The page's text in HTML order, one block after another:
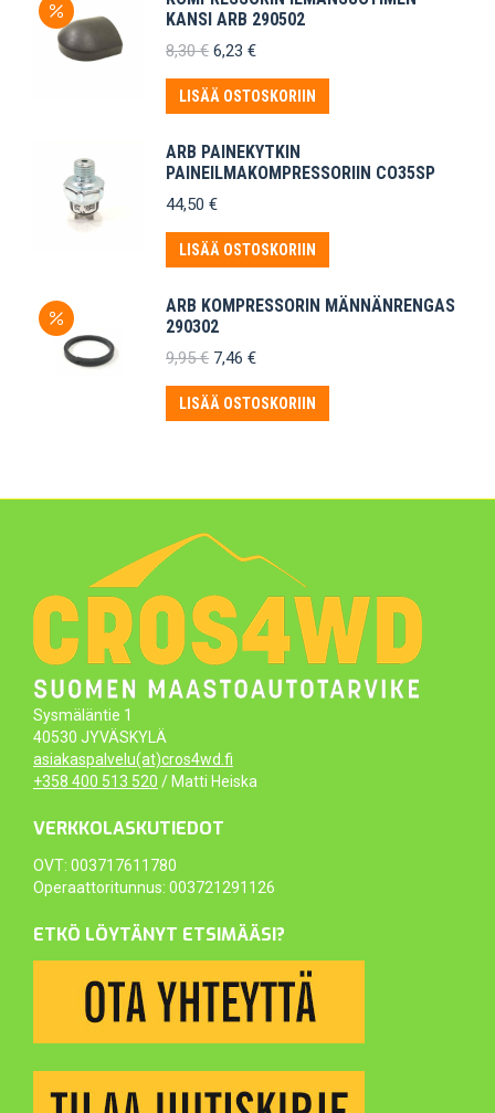
KANSI ARB 290502
8,30€ Alkuperäinen
oli:
8,30 €.
6,23 €Nykyinen
on:
6,23 €.
LISÄÄ OSTOSKORIIN
ARB PAINEKYTKIN
PAINEILMAKOMPRESSORIIN CO35SP
44,50 €
LISÄÄ OSTOSKORIIN
ARB KOMPRESSORIN MÄNNÄNRENGAS
290302
9,95€ Alkuperäinen
oli:
9,95 €.
7,46 €Nykyinen
on:
7,46 €.
LISÄÄ OSTOSKORIIN
Sysmäläntie 1
40530 JYVÄSKYLÄ
asiakaspalvelu(at)cros4wd.fi
+358 400 513 520 / Matti Heiska
VERKKOLASKUTIEDOT
OVT: 003717611780
Operaattoritunnus: 003721291126
ETKÖ LÖYTÄNYT ETSIMÄÄSI?